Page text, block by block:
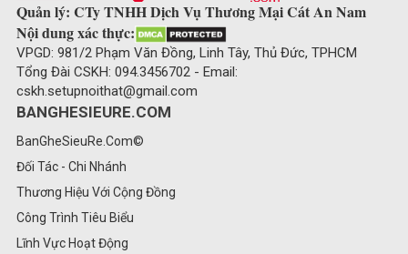
Quản lý: CTy TNHH Dịch Vụ Thương Mại Cát An Nam
Nội dung xác thực:
VPGD: 981/2 Phạm Văn Đồng, Linh Tây, Thủ Đức, TPHCM
Tổng Đài CSKH: 094.3456702 - Email:
cskh.setupnoithat@gmail.com
BANGHESIEURE.COM
BanGheSieuRe.Com©
Đối Tác - Chi Nhánh
Thương Hiệu Với Cộng Đồng
Công Trình Tiêu Biểu
Lĩnh Vực Hoạt Động